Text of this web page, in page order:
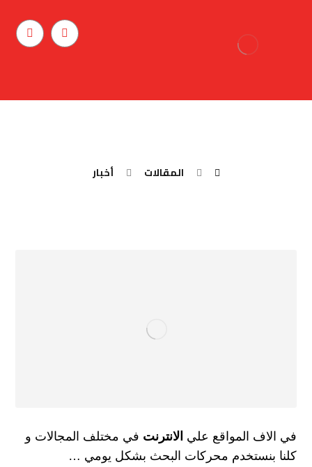
يعني إيه SEARCH ENGINE
المقالات أخبار
في الاف المواقع علي الانترنت في مختلف المجالات و
كلنا بنستخدم محركات البحث بشكل يومي …